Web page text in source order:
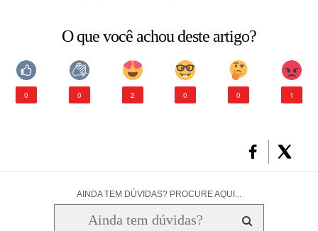
O que você achou deste artigo?
0 0 2 0 0 1
AINDA TEM DÚVIDAS? PROCURE AQUI...